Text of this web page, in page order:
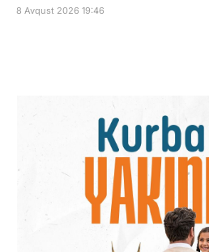
8 Avqust 2026 19:46